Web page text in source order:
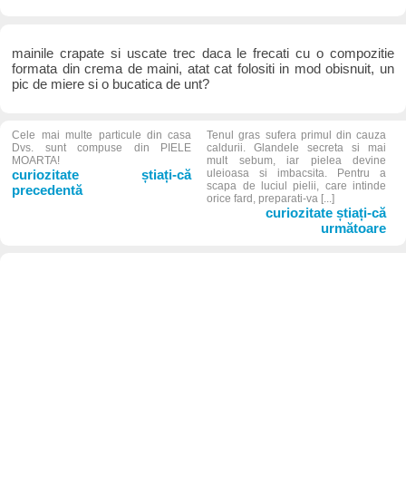
mainile crapate si uscate trec daca le frecati cu o compozitie
formata din crema de maini, atat cat folositi in mod obisnuit, un
pic de miere si o bucatica de unt?
Cele mai multe particule din casa
Dvs. sunt compuse din PIELE
MOARTA!
curiozitate știați-că
precedentă
Tenul gras sufera primul din cauza
caldurii. Glandele secreta si mai
mult sebum, iar pielea devine
uleioasa si imbacsita. Pentru a
scapa de luciul pielii, care intinde
orice fard, preparati-va [...]
curiozitate știați-că
următoare